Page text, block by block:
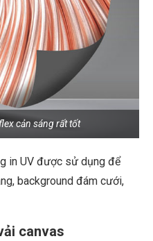
cản sáng rất tốt
in UV được sử dụng để
background đám cưới,
canvas